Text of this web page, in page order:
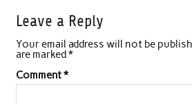
Leave a Reply
Your email address will not be
are marked*
Comment*